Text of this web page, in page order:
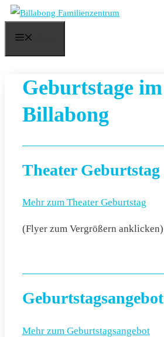
Zum
Geburtstage im
Billabong
Theater Geburtstag
Mehr zum Theater Geburtstag
(Flyer zum Vergrößern anklicken)
Geburtstagsangebot
Mehr zum Geburtstagsangebot